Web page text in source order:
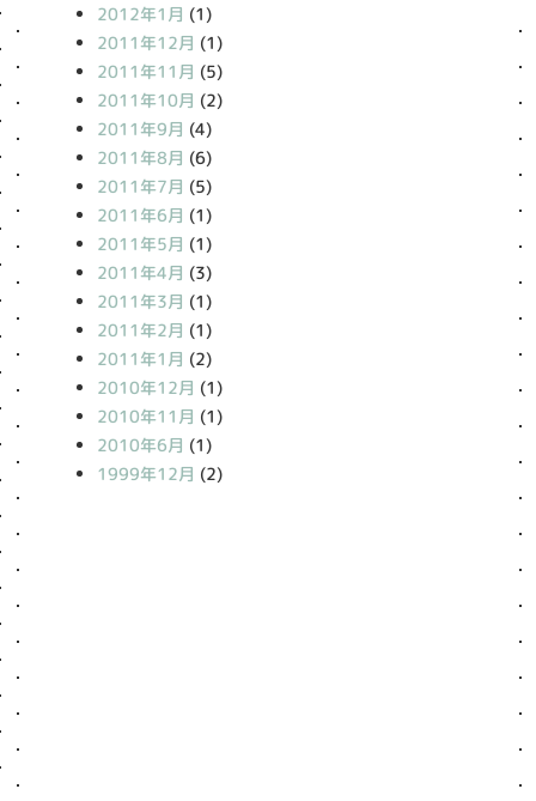
2012年1月 (1)
2011年12月 (1)
2011年11月 (5)
2011年10月 (2)
2011年9月 (4)
2011年8月 (6)
2011年7月 (5)
2011年6月 (1)
2011年5月 (1)
2011年4月 (3)
2011年3月 (1)
2011年2月 (1)
2011年1月 (2)
2010年12月 (1)
2010年11月 (1)
2010年6月 (1)
1999年12月 (2)